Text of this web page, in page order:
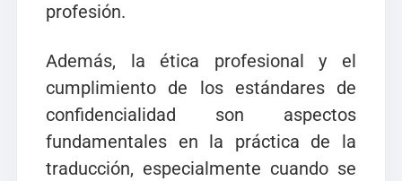
profesión.
Además, la ética profesional y el
cumplimiento de los estándares de
confidencialidad son aspectos
fundamentales en la práctica de la
traducción, especialmente cuando se